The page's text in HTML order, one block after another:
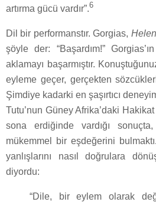
artırma gücü vardır”.6
Dil bir performanstır. Gorgias,
şöyle der: “Başardım!”
aklamayı başarmıştır.
eyleme geçer, gerçekten
Şimdiye kadarki en şaşırtıcı
Tutu’nun Güney Afrika’daki
sona erdiğinde vardığı sonuçta,
mükemmel bir eşdeğerini
yanlışlarını nasıl doğrulara
diyordu:
“Dile, bir eylem olarak